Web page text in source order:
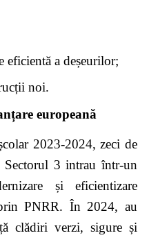
eficientă a deșeurilor;
noi.
europeană
2023-2024, zeci de
3 intrau într-un
și eficientizare
PNRR. În 2024, au
clădiri verzi, sigure și